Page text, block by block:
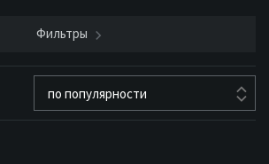
Фильтры
по популярности